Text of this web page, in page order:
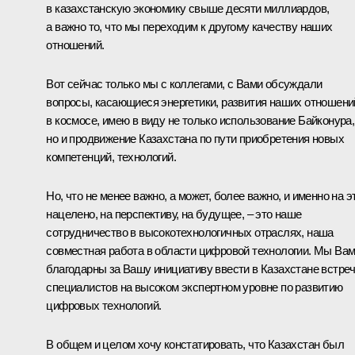
в казахстанскую экономику свыше десяти миллиардов,
а важно то, что мы переходим к другому качеству наших
отношений.
Вот сейчас только мы с коллегами, с Вами обсуждали
вопросы, касающиеся энергетики, развития наших
в космосе, имею в виду не только использование Байконура,
но и продвижение Казахстана по пути приобретения новых
компетенций, технологий.
Но, что не менее важно, а может, более важно, и именно на
нацелено, на перспективу, на будущее, – это наше
сотрудничество в высокотехнологичных отраслях, наша
совместная работа в области цифровой технологии. Мы Вам
благодарны за Вашу инициативу ввести в Казахстане
специалистов на высоком экспертном уровне по развитию
цифровых технологий.
В общем и целом хочу констатировать, что Казахстан был